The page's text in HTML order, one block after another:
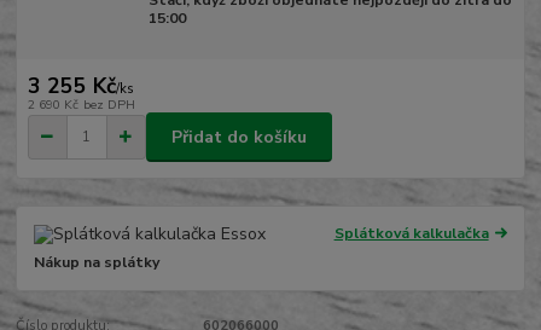
15:00
3 255 Kč/ks
2 690 Kč bez DPH
Přidat do košíku
Splátková kalkulačka
Nákup na splátky
Číslo produktu:
602066000